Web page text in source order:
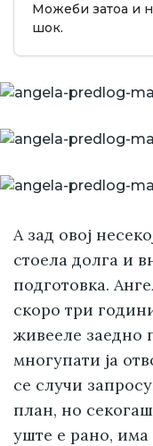
Можеби затоа и
шок.
А зад овој
стоела долга и
подготовка.
скоро три
живееле заедно
многупати ја
се случи
план, но
уште е рано,